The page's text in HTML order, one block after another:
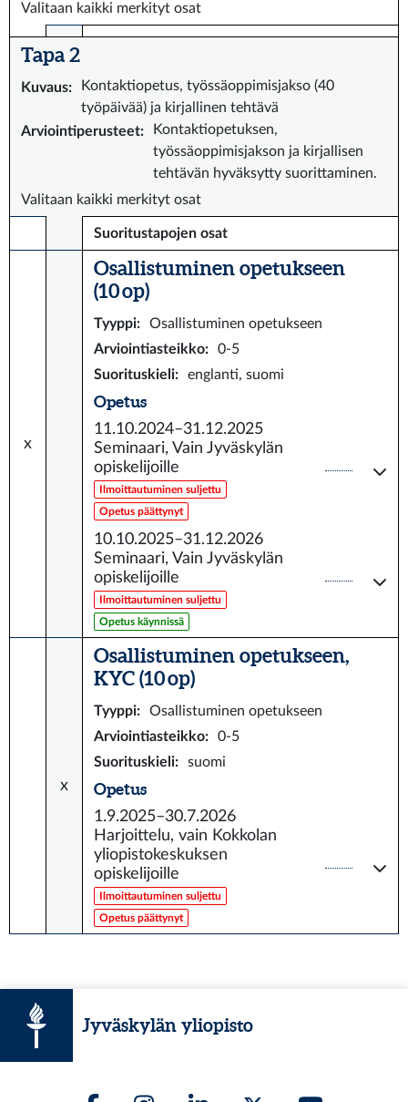
Valitaan kaikki merkityt osat
Tapa 2
Kuvaus:
Kontaktiopetus, työssäoppimisjakso (40
työpäivää) ja kirjallinen tehtävä
Arviointiperusteet:
Kontaktiopetuksen,
työssäoppimisjakson ja kirjallisen
tehtävän hyväksytty suorittaminen.
Valitaan kaikki merkityt osat
Suoritustapojen osat
x
Osallistuminen opetukseen
(10 op)
Tyyppi:
Osallistuminen opetukseen
Arviointiasteikko:
0-5
Suorituskieli: englanti, suomi
Opetus
11.10.2024–31.12.2025
Seminaari, Vain Jyväskylän
opiskelijoille
Ilmoittautuminen suljettu
Opetus päättynyt
10.10.2025–31.12.2026
Seminaari, Vain Jyväskylän
opiskelijoille
Ilmoittautuminen suljettu
Opetus käynnissä
x
Osallistuminen opetukseen,
KYC (10 op)
Tyyppi:
Osallistuminen opetukseen
Arviointiasteikko:
0-5
Suorituskieli: suomi
Opetus
1.9.2025–30.7.2026
Harjoittelu, vain Kokkolan
yliopistokeskuksen
opiskelijoille
Ilmoittautuminen suljettu
Opetus päättynyt
Jyväskylän yliopisto